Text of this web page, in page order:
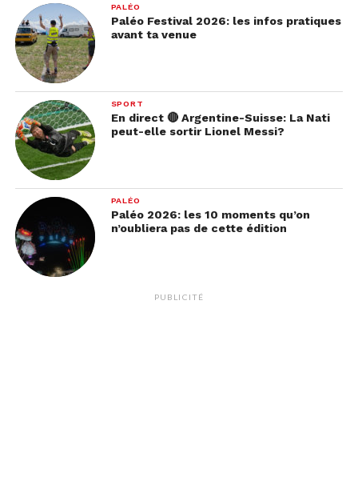
PALÉO
Paléo Festival 2026: les infos pratiques
avant ta venue
SPORT
En direct 🔴 Argentine-Suisse: La Nati
peut-elle sortir Lionel Messi?
PALÉO
Paléo 2026: les 10 moments qu’on
n’oubliera pas de cette édition
PUBLICITÉ